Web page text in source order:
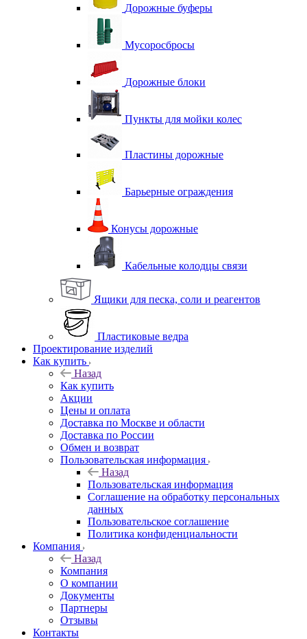
Дорожные буферы
Мусоросбросы
Дорожные блоки
Пункты для мойки колес
Пластины дорожные
Барьерные ограждения
Конусы дорожные
Кабельные колодцы связи
Ящики для песка, соли и реагентов
Пластиковые ведра
Проектирование изделий
Как купить
Назад
Как купить
Акции
Цены и оплата
Доставка по Москве и области
Доставка по России
Обмен и возврат
Пользовательская информация
Назад
Пользовательская информация
Соглашение на обработку персональных
данных
Пользовательское соглашение
Политика конфиденциальности
Компания
Назад
Компания
О компании
Документы
Партнеры
Отзывы
Контакты